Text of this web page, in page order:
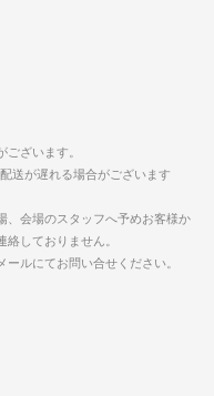
ざいます。
送が遅れる場合がございます
会場のスタッフへ予めお客様か
しておりません。
ルにてお問い合せください。